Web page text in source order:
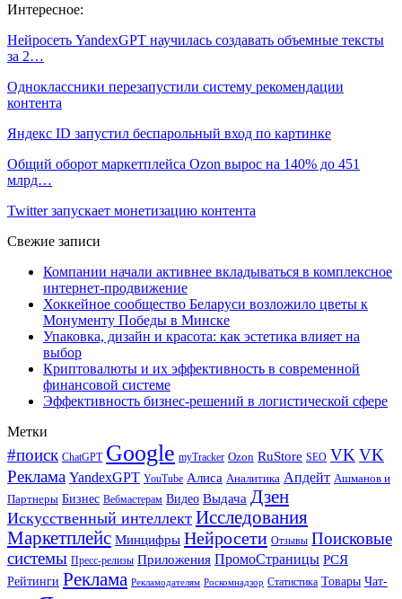
Интересное:
Нейросеть YandexGPT научилась создавать объемные тексты
за 2…
Одноклассники перезапустили систему рекомендации
контента
Яндекс ID запустил беспарольный вход по картинке
Общий оборот маркетплейса Ozon вырос на 140% до 451
млрд…
Twitter запускает монетизацию контента
Свежие записи
Компании начали активнее вкладываться в комплексное
интернет-продвижение
Хоккейное сообщество Беларуси возложило цветы к
Монументу Победы в Минске
Упаковка, дизайн и красота: как эстетика влияет на
выбор
Криптовалюты и их эффективность в современной
финансовой системе
Эффективность бизнес-решений в логистической сфере
Метки
#поиск ChatGPT Google myTracker Ozon RuStore SEO VK VK
Реклама YandexGPT YouTube Алиса Аналитика Апдейт Ашманов и
Партнеры Бизнес Вебмастерам Видео Выдача Дзен
Искусственный интеллект Исследования
Маркетплейс Минцифры Нейросети Отзывы Поисковые
системы Пресс-релизы Приложения ПромоСтраницы РСЯ
Рейтинги Реклама Рекламодателям Роскомнадзор Статистика Товары Чат-